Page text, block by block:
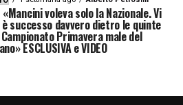
voleva solo la Nazionale. Vi
è successo davvero dietro le quinte
Campionato Primavera male del
ESCLUSIVA e VIDEO